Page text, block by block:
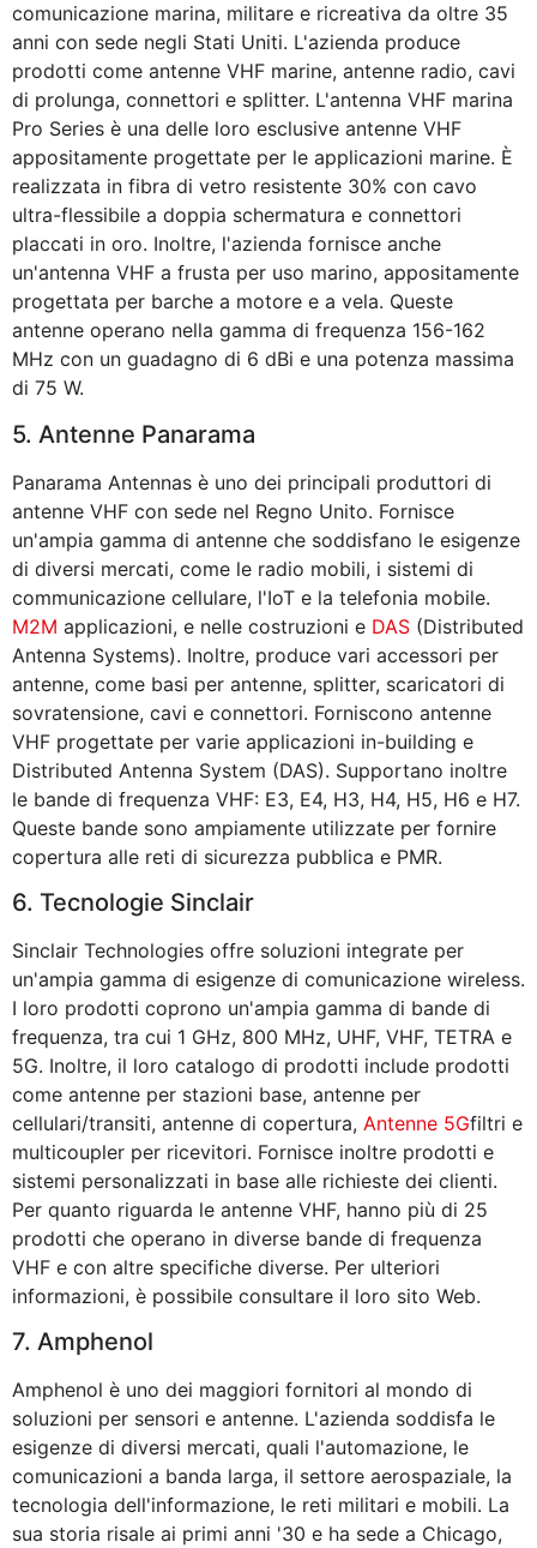
comunicazione marina, militare e ricreativa da oltre 35
anni con sede negli Stati Uniti. L'azienda produce
prodotti come antenne VHF marine, antenne radio, cavi
di prolunga, connettori e splitter. L'antenna VHF marina
Pro Series è una delle loro esclusive antenne VHF
appositamente progettate per le applicazioni marine. È
realizzata in fibra di vetro resistente 30% con cavo
ultra-flessibile a doppia schermatura e connettori
placcati in oro. Inoltre, l'azienda fornisce anche
un'antenna VHF a frusta per uso marino, appositamente
progettata per barche a motore e a vela. Queste
antenne operano nella gamma di frequenza 156-162
MHz con un guadagno di 6 dBi e una potenza massima
di 75 W.
5. Antenne Panarama
Panarama Antennas è uno dei principali produttori di
antenne VHF con sede nel Regno Unito. Fornisce
un'ampia gamma di antenne che soddisfano le esigenze
di diversi mercati, come le radio mobili, i sistemi di
communicazione cellulare, l'IoT e la telefonia mobile.
M2M applicazioni, e nelle costruzioni e DAS (Distributed
Antenna Systems). Inoltre, produce vari accessori per
antenne, come basi per antenne, splitter, scaricatori di
sovratensione, cavi e connettori. Forniscono antenne
VHF progettate per varie applicazioni in-building e
Distributed Antenna System (DAS). Supportano inoltre
le bande di frequenza VHF: E3, E4, H3, H4, H5, H6 e H7.
Queste bande sono ampiamente utilizzate per fornire
copertura alle reti di sicurezza pubblica e PMR.
6. Tecnologie Sinclair
Sinclair Technologies offre soluzioni integrate per
un'ampia gamma di esigenze di comunicazione wireless.
I loro prodotti coprono un'ampia gamma di bande di
frequenza, tra cui 1 GHz, 800 MHz, UHF, VHF, TETRA e
5G. Inoltre, il loro catalogo di prodotti include prodotti
come antenne per stazioni base, antenne per
cellulari/transiti, antenne di copertura, Antenne 5Gfiltri e
multicoupler per ricevitori. Fornisce inoltre prodotti e
sistemi personalizzati in base alle richieste dei clienti.
Per quanto riguarda le antenne VHF, hanno più di 25
prodotti che operano in diverse bande di frequenza
VHF e con altre specifiche diverse. Per ulteriori
informazioni, è possibile consultare il loro sito Web.
7. Amphenol
Amphenol è uno dei maggiori fornitori al mondo di
soluzioni per sensori e antenne. L'azienda soddisfa le
esigenze di diversi mercati, quali l'automazione, le
comunicazioni a banda larga, il settore aerospaziale, la
tecnologia dell'informazione, le reti militari e mobili. La
sua storia risale ai primi anni '30 e ha sede a Chicago,